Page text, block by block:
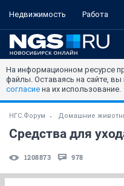
Недвижимость Работа
На информационном ресурсе
файлы. Оставаясь на сайте,
согласие на их использование.
НГС.Форум Домашние
1208873 978